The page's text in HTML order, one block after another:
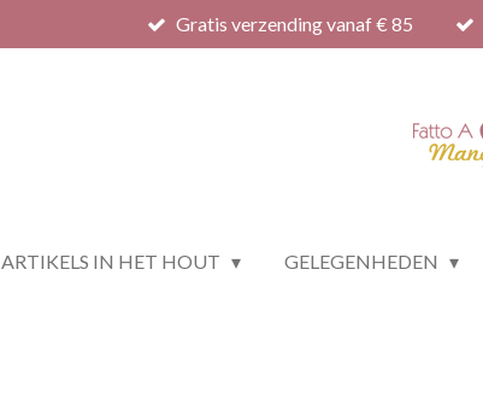
Gratis verzending vanaf € 85
ARTIKELS IN HET HOUT GELEGENHEDEN